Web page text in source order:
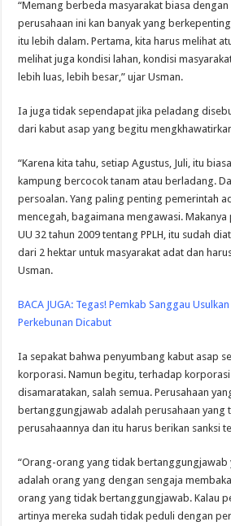
“Memang berbeda masyarakat biasa dengan
perusahaan ini kan banyak yang
itu lebih dalam. Pertama, kita harus melihat
melihat juga kondisi lahan, kondisi
lebih luas, lebih besar,” ujar Usman.
Ia juga tidak sependapat jika peladang
dari kabut asap yang begitu
“Karena kita tahu, setiap Agustus, Juli, itu
kampung bercocok tanam atau berladang.
persoalan. Yang paling penting pemerintah
mencegah, bagaimana mengawasi.
UU 32 tahun 2009 tentang PPLH, itu sudah
dari 2 hektar untuk masyarakat adat dan
Usman.
BACA JUGA: Tegas! Pemkab Sanggau
Perkebunan Dicabut
Ia sepakat bahwa penyumbang kabut asap
korporasi. Namun begitu, terhadap
disamaratakan, salah semua. Perusahaan
bertanggungjawab adalah perusahaan yang
perusahaannya dan itu harus berikan sanksi
“Orang-orang yang tidak bertanggungjawab
adalah orang yang dengan sengaja
orang yang tidak bertanggungjawab. Kalau
artinya mereka sudah tidak peduli dengan